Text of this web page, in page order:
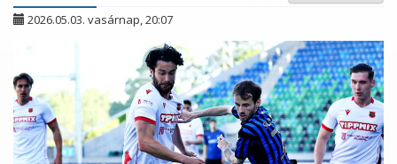
2026.05.03. vasárnap, 20:07